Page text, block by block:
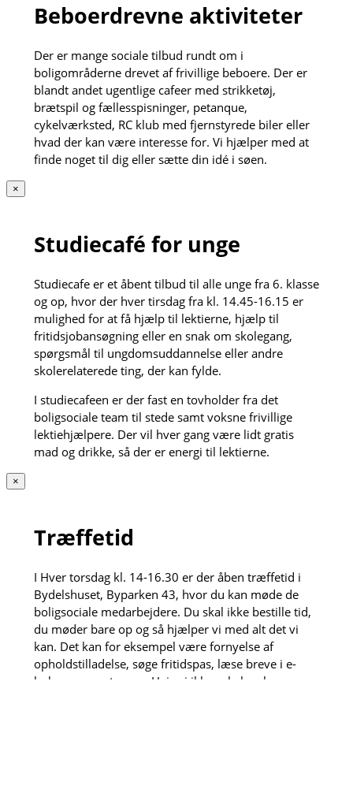
Beboerdrevne aktiviteter
Der er mange sociale tilbud rundt om i
boligområderne drevet af frivillige beboere. Der er
blandt andet ugentlige cafeer med strikketøj,
brætspil og fællesspisninger, petanque,
cykelværksted, RC klub med fjernstyrede biler eller
hvad der kan være interesse for. Vi hjælper med at
finde noget til dig eller sætte din idé i søen.
×
Studiecafé for unge
Studiecafe er et åbent tilbud til alle unge fra 6. klasse
og op, hvor der hver tirsdag fra kl. 14.45-16.15 er
mulighed for at få hjælp til lektierne, hjælp til
fritidsjobansøgning eller en snak om skolegang,
spørgsmål til ungdomsuddannelse eller andre
skolerelaterede ting, der kan fylde.
I studiecafeen er der fast en tovholder fra det
boligsociale team til stede samt voksne frivillige
lektiehjælpere. Der vil hver gang være lidt gratis
mad og drikke, så der er energi til lektierne.
×
Træffetid
I Hver torsdag kl. 14-16.30 er der åben træffetid i
Bydelshuset, Byparken 43, hvor du kan møde de
boligsociale medarbejdere. Du skal ikke bestille tid,
du møder bare op og så hjælper vi med alt det vi
kan. Det kan for eksempel være fornyelse af
opholdstilladelse, søge fritidspas, læse breve i e-
boks og meget mere. Hvis vi ikke selv kan løse